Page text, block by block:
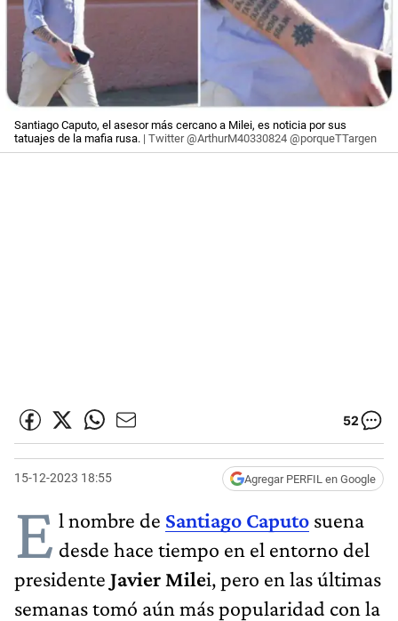
Santiago Caputo, el asesor más cercano a Milei, es noticia por sus
tatuajes de la mafia rusa. | Twitter @ArthurM40330824 @porqueTTargen
52
15-12-2023 18:55 Agregar PERFIL en Google
E l nombre de Santiago Caputo suena
desde hace tiempo en el entorno del
presidente Javier Milei, pero en las últimas
semanas tomó aún más popularidad con la